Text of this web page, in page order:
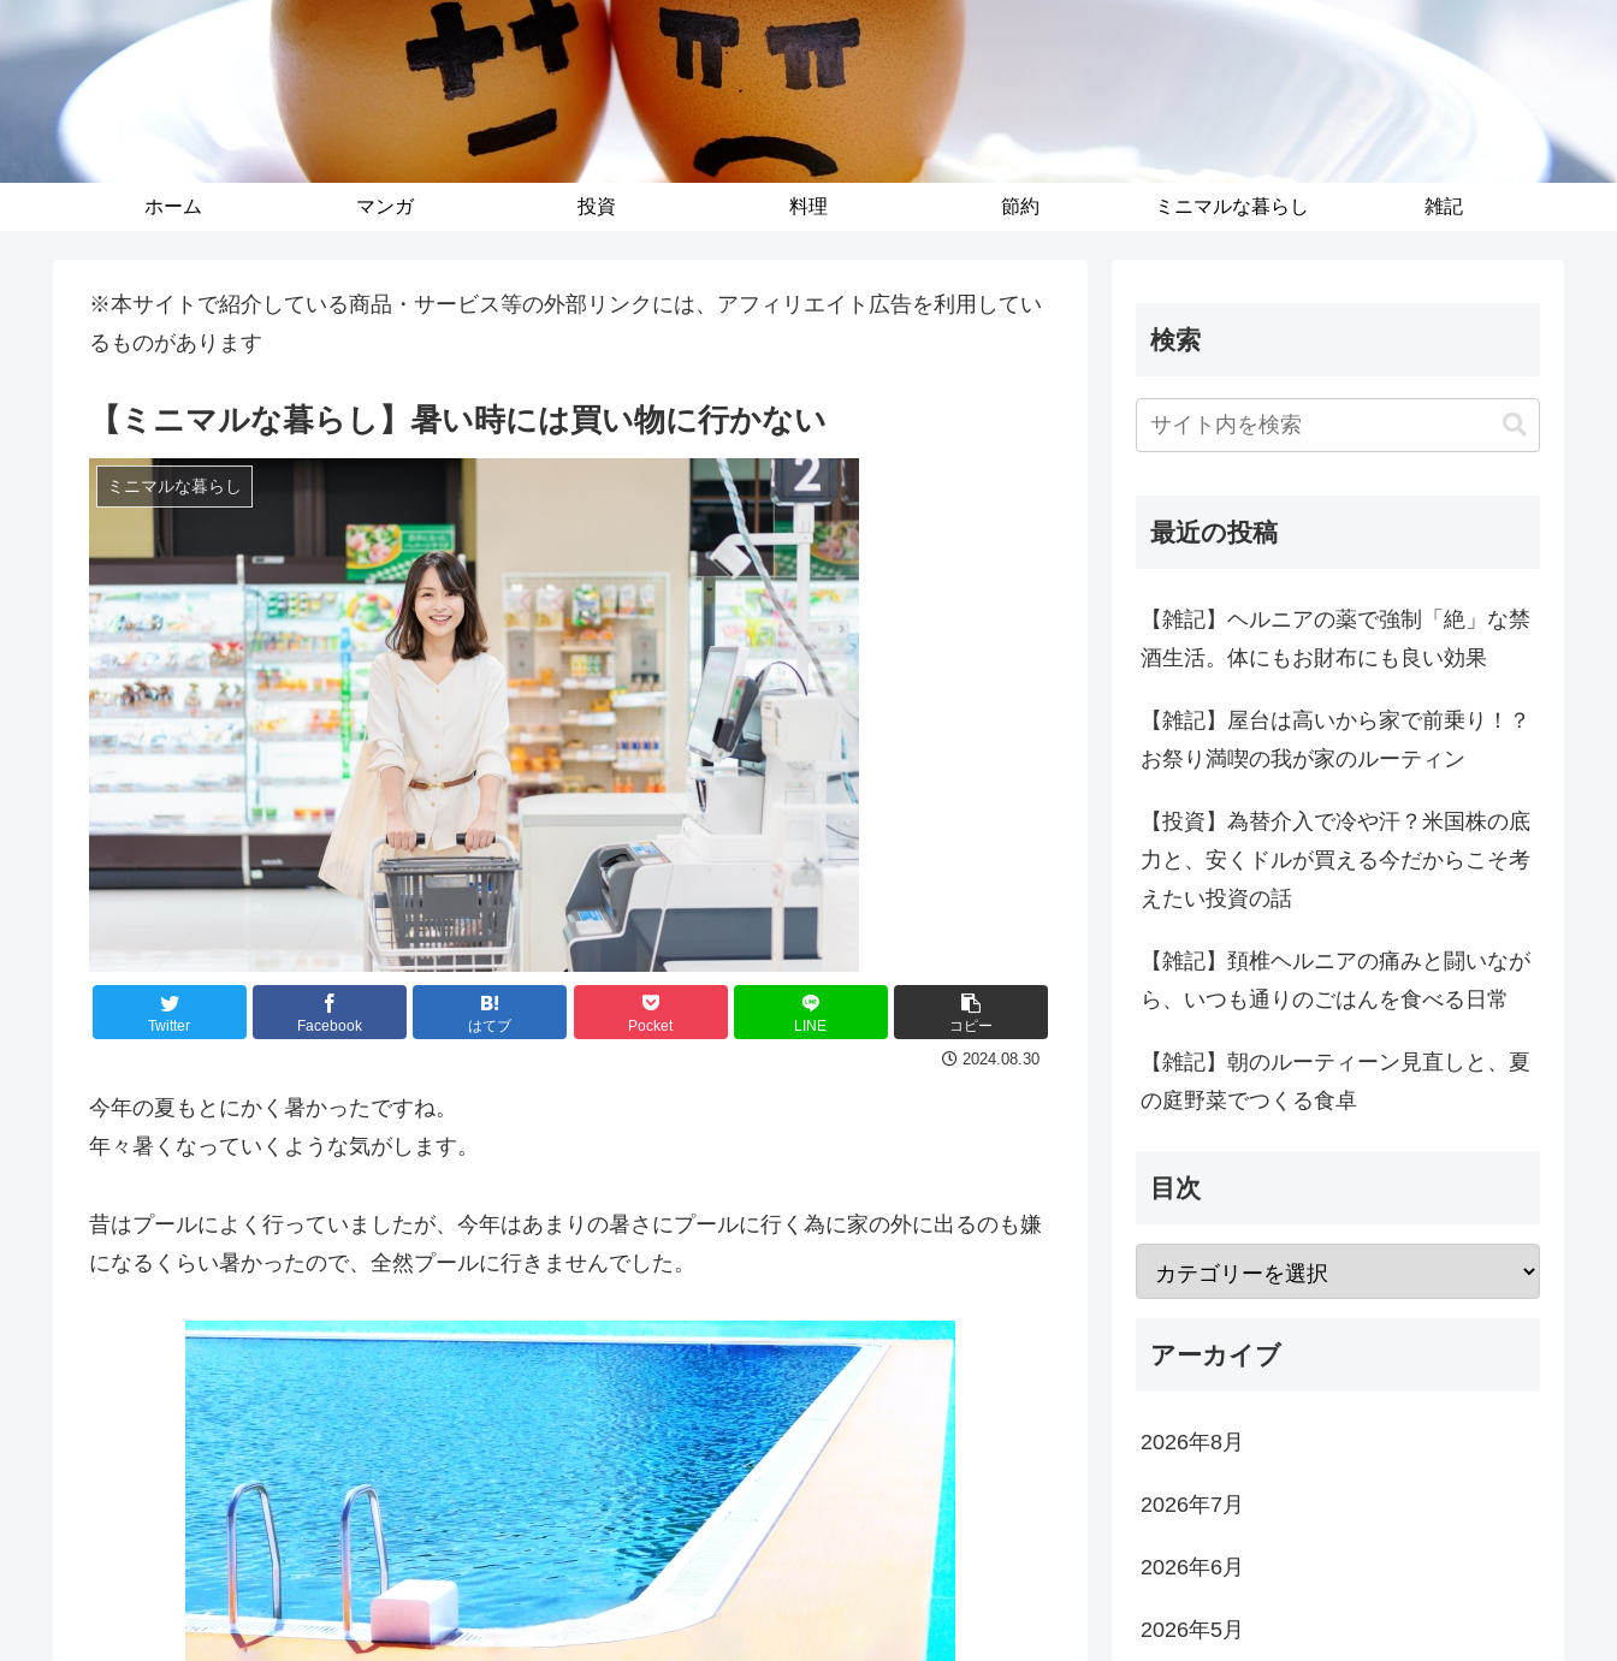
ホーム マンガ 投資 料理 節約 ミニマルな暮らし 雑記
※本サイトで紹介している商品・サービス等の外部リンクには、アフィリエイト広告を利用してい
るものがあります
【ミニマルな暮らし】暑い時には買い物に行かない
ミニマルな暮らし
Twitter Facebook はてブ Pocket LINE コピー
2024.08.30
今年の夏もとにかく暑かったですね。
年々暑くなっていくような気がします。
昔はプールによく行っていましたが、今年はあまりの暑さにプールに行く為に家の外に出るのも嫌
になるくらい暑かったので、全然プールに行きませんでした。
検索
最近の投稿
【雑記】ヘルニアの薬で強制「絶」な禁
酒生活。体にもお財布にも良い効果
【雑記】屋台は高いから家で前乗り！？
お祭り満喫の我が家のルーティン
【投資】為替介入で冷や汗？米国株の底
力と、安くドルが買える今だからこそ考
えたい投資の話
【雑記】頚椎ヘルニアの痛みと闘いなが
ら、いつも通りのごはんを食べる日常
【雑記】朝のルーティーン見直しと、夏
の庭野菜でつくる食卓
目次
アーカイブ
2026年8月
2026年7月
2026年6月
2026年5月